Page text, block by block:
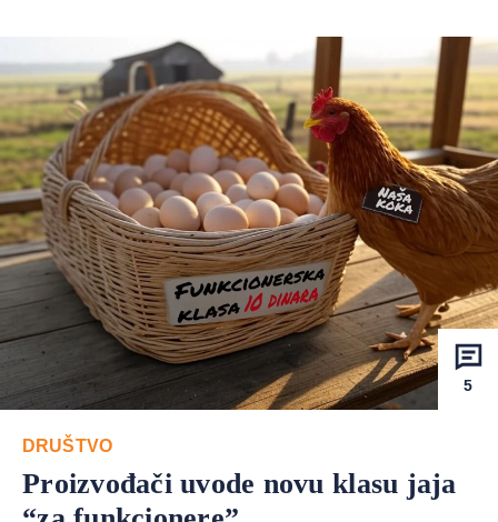
5
DRUŠTVO
Proizvođači uvode novu klasu jaja